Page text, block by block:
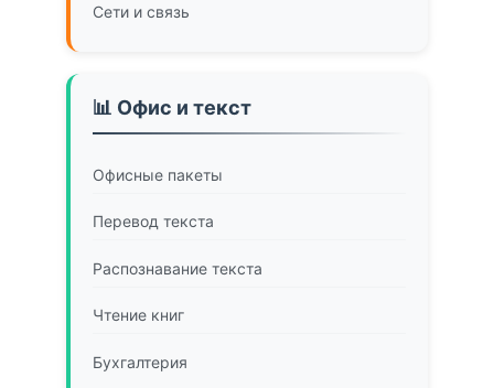
Сети и связь
📊 Офис и текст
Офисные пакеты
Перевод текста
Распознавание текста
Чтение книг
Бухгалтерия